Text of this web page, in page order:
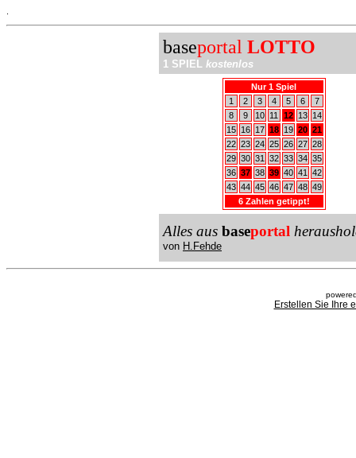
baseportal LOTTO
1 SPIEL kostenlos
Nur 1 Spiel
1
2 3 4 5 6
7
8
9 10 11 12 13
14
15
16 17 18 19 20 21
22 23 24 25 26 27 28
29 30 31 32 33 34 35
36 37 38 39 40 41
42
43 44 45 46 47 48 49
6 Zahlen getippt!
Alles aus baseportal
von H.Fehde
Erstellen Sie Ihre